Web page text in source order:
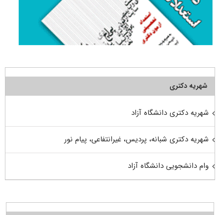
شهریه دکتری
شهریه دکتری دانشگاه آزاد
شهریه دکتری شبانه، پردیس، غیرانتفاعی، پیام نور
وام دانشجویی دانشگاه آزاد